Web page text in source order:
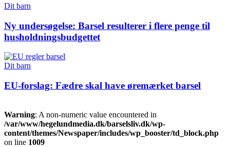
Dit barn
Ny undersøgelse: Barsel resulterer i flere penge til
husholdningsbudgettet
Dit barn
EU-forslag: Fædre skal have øremærket barsel
Warning: A non-numeric value encountered in
/var/www/hegelundmedia.dk/barselsliv.dk/wp-
content/themes/Newspaper/includes/wp_booster/td_block.php
on line 1009